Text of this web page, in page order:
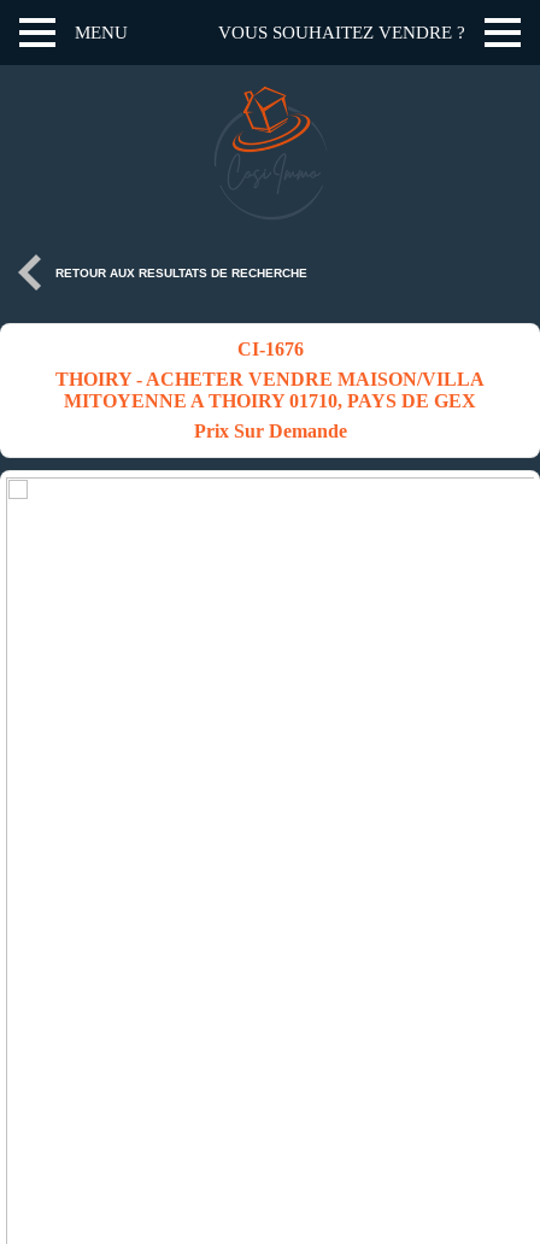
MENU VOUS SOUHAITEZ VENDRE ?
RETOUR AUX RESULTATS DE RECHERCHE
CI-1676
THOIRY - ACHETER VENDRE MAISON/VILLA
MITOYENNE A THOIRY 01710, PAYS DE GEX
Prix Sur Demande